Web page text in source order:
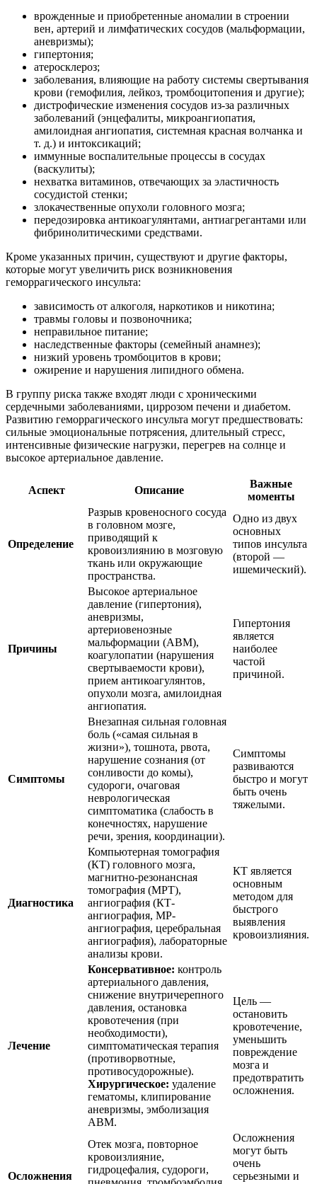
врожденные и приобретенные аномалии в строении
вен, артерий и лимфатических сосудов (мальформации,
аневризмы);
гипертония;
атеросклероз;
заболевания, влияющие на работу системы свертывания
крови (гемофилия, лейкоз, тромбоцитопения и другие);
дистрофические изменения сосудов из-за различных
заболеваний (энцефалиты, микроангиопатия,
амилоидная ангиопатия, системная красная волчанка и
т. д.) и интоксикаций;
иммунные воспалительные процессы в сосудах
(васкулиты);
нехватка витаминов, отвечающих за эластичность
сосудистой стенки;
злокачественные опухоли головного мозга;
передозировка антикоагулянтами, антиагрегантами или
фибринолитическими средствами.
Кроме указанных причин, существуют и другие факторы,
которые могут увеличить риск возникновения
геморрагического инсульта:
зависимость от алкоголя, наркотиков и никотина;
травмы головы и позвоночника;
неправильное питание;
наследственные факторы (семейный анамнез);
низкий уровень тромбоцитов в крови;
ожирение и нарушения липидного обмена.
В группу риска также входят люди с хроническими
сердечными заболеваниями, циррозом печени и диабетом.
Развитию геморрагического инсульта могут предшествовать:
сильные эмоциональные потрясения, длительный стресс,
интенсивные физические нагрузки, перегрев на солнце и
высокое артериальное давление.
Аспект Описание
Важные
моменты
Определение
Разрыв кровеносного сосуда
в головном мозге,
приводящий к
кровоизлиянию в мозговую
ткань или окружающие
пространства.
Одно из двух
основных
типов инсульта
(второй —
ишемический).
Причины
Высокое артериальное
давление (гипертония),
аневризмы,
артериовенозные
мальформации (АВМ),
коагулопатии (нарушения
свертываемости крови),
прием антикоагулянтов,
опухоли мозга, амилоидная
ангиопатия.
Гипертония
является
наиболее
частой
причиной.
Симптомы
Внезапная сильная головная
боль («самая сильная в
жизни»), тошнота, рвота,
нарушение сознания (от
сонливости до комы),
судороги, очаговая
неврологическая
симптоматика (слабость в
конечностях, нарушение
речи, зрения, координации).
Симптомы
развиваются
быстро и могут
быть очень
тяжелыми.
Диагностика
Компьютерная томография
(КТ) головного мозга,
магнитно-резонансная
томография (МРТ),
ангиография (КТ-
ангиография, МР-
ангиография, церебральная
ангиография), лабораторные
анализы крови.
КТ является
основным
методом для
быстрого
выявления
кровоизлияния.
Лечение
Консервативное: контроль
артериального давления,
снижение внутричерепного
давления, остановка
кровотечения (при
необходимости),
симптоматическая терапия
(противорвотные,
противосудорожные).
Хирургическое: удаление
гематомы, клипирование
аневризмы, эмболизация
АВМ.
Цель —
остановить
кровотечение,
уменьшить
повреждение
мозга и
предотвратить
осложнения.
Осложнения
Отек мозга, повторное
кровоизлияние,
гидроцефалия, судороги,
Осложнения
могут быть
очень
серьезными и